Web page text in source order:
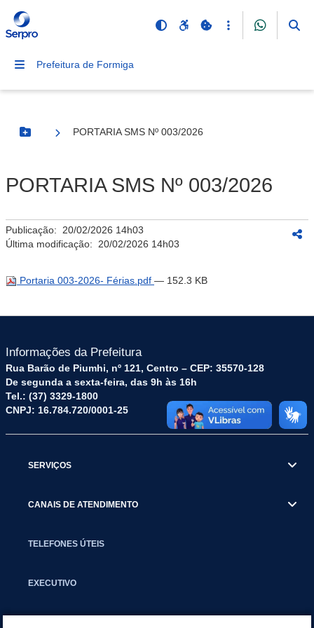
Prefeitura de Formiga
Botão Menu
PORTARIA SMS Nº 003/2026
PORTARIA SMS Nº 003/2026
Publicação: 20/02/2026 14h03
Última modificação: 20/02/2026 14h03
Portaria 003-2026- Férias.pdf — 152.3 KB
Informações da Prefeitura
Rua Barão de Piumhi, nº 121, Centro – CEP: 35570-128
De segunda a sexta-feira, das 9h às 16h
Tel.: (37) 3329-1800
CNPJ: 16.784.720/0001-25
SERVIÇOS
CANAIS DE ATENDIMENTO
TELEFONES ÚTEIS
EXECUTIVO